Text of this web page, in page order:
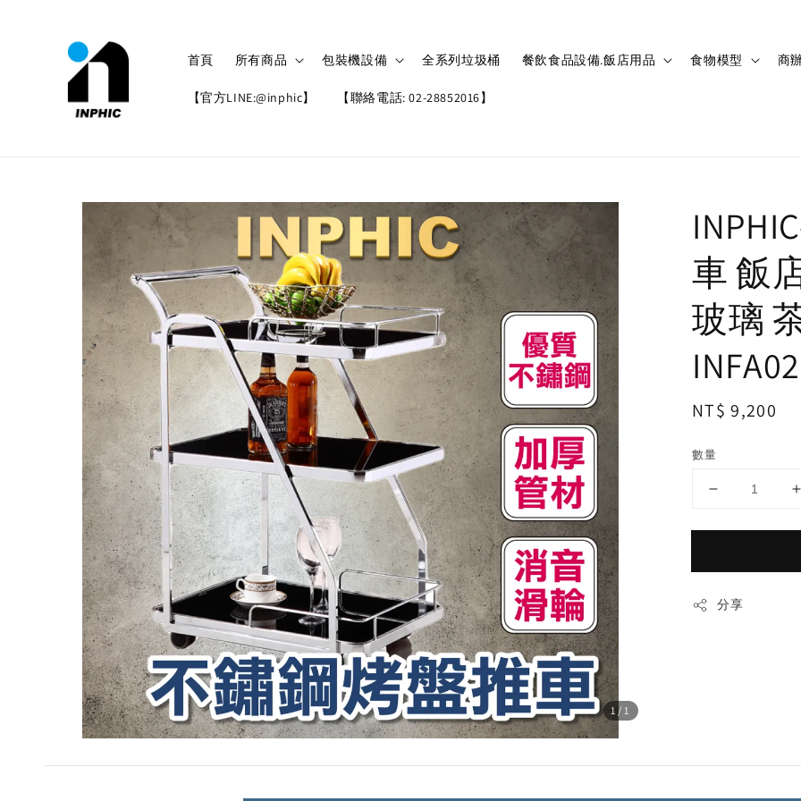
首頁 所有商品 包裝機設備 全系列垃圾桶 餐飲食品設備.飯店用品 食物模型 商
【官方LINE:@inphic】 【聯絡電話: 02-28852016】
1/1
車 飯
玻璃
Regular
NT$ 9,200
數量
分享